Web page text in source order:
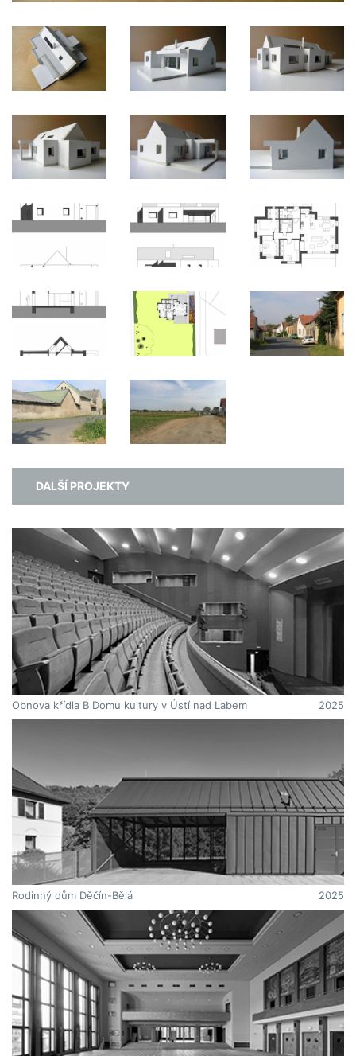
venkovského domu na světnici, kuchyň a komory (zde obytný
prostor, obslužná část a pokoje). Zároveň však vrší místnosti okolo
centrálního svrchu nasvětleného „atria“ vzhledem k finančním
možnostem redukovaného na chodbu (zalomení chodby je přímo
prostorem).
Dům je na rovině, přízemní jednopodlažní, některé místnosti jsou
otevřeny do krovu. Střechou je rovněž přisvětlena chodba, jídelna,
kuchyň a koupelna. Každý pokoj se otvírá okny do dvou stran
(jihozápad, severozápad).
8m široký předprostor, provozní ale i stíněná odpočinková část,
zápraží. Vchází se v polovině dispozice přes zádveří na které váže
technická místnost a wc. Za ním je vlevo obytný prostor s kuchyní,
vpravo okolo koupelny jsou přístupné tři pokoje. Ze „světnice“ lze
vyjít přes jižní terasu do zahrady. Zahrada může být komponována
zpevněno řadou ovocných stromů. Protilehlý dům bude vyvažovat
nově vysazený, později velký soliterní strom. Před zdí domu bude
DALŠÍ PROJEKTY
Obnova křídla B Domu kultury v Ústí nad Labem 2025
Rodinný dům Děčín-Bělá 2025